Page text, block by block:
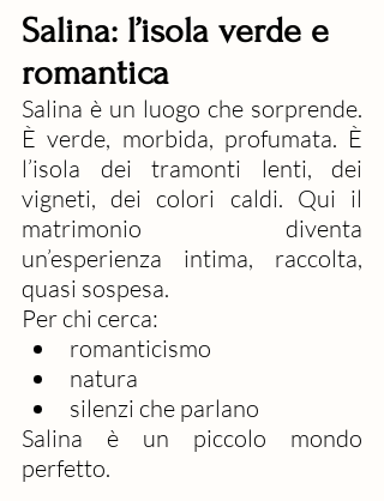
Salina: l’isola verde e
romantica
Salina è un luogo che sorprende.
È verde, morbida, profumata. È
l’isola dei tramonti lenti, dei
vigneti, dei colori caldi. Qui il
matrimonio diventa
un’esperienza intima, raccolta,
quasi sospesa.
Per chi cerca:
romanticismo
natura
silenzi che parlano
Salina è un piccolo mondo
perfetto.